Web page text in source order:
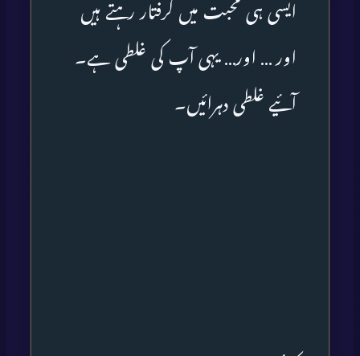
ایسی ہی محبت میں گرفتار رہتے ہیں
اور … اور… یہی آپ کی غلطی ہے۔
آئیے غلطی دہرائیں۔